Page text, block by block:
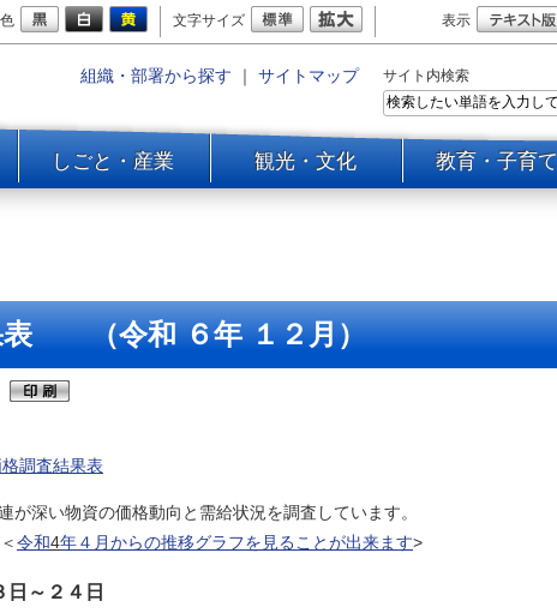
文字サイズ 表示
組織・部署から探す ｜ サイトマップ サイト内検索
しごと・産業 観光・文化 教育・子育て
表 （令和 ６年 １２月）
調査結果表
深い物資の価格動向と需給状況を調査しています。
令和4年４月からの推移グラフを見ることが出来ます>
～２４日